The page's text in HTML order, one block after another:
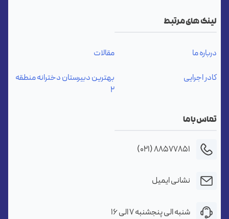
لینک های مرتبط
درباره ما
مقالات
کادر اجرایی
بهترین دبیرستان دخترانه منطقه
۲
تماس با ما
۸۸۵۷۷۸۵۱ (۰۲۱)
نشانی ایمیل
شنبه الی پنجشنبه ۷ الی ۱۶